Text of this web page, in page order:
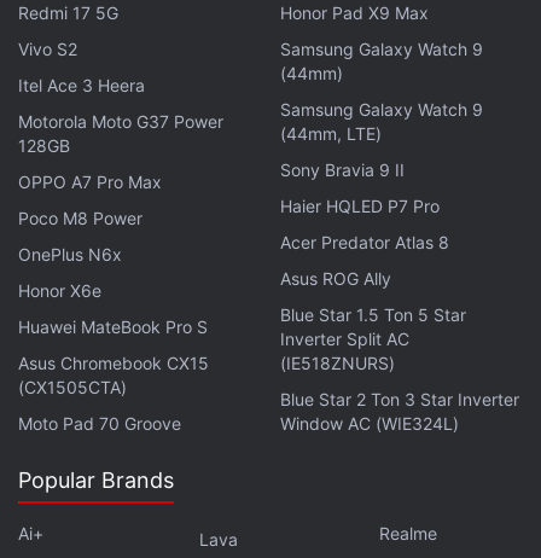
mégapixels avec zoom optique 5x et un objectif
ultra grand-angle de 12 mégapixels. La différence
majeure réside dans l'appareil photo principal : le
17T est équipé d'un capteur Light Fusion 800 de 50
mégapixels, tandis que le 17T Pro bénéficie du
capteur Light Fusion 950 de 50 mégapixels — le
même que celui utilisé sur le Xiaomi 17.
La série Xiaomi 17T est également dotée d'une
caméra frontale de 32 mégapixels et permet
l'enregistrement vidéo en 4K HDR10 à une cadence
pouvant atteindre 60 images par seconde. Le
Xiaomi 17T et le Xiaomi 17T Pro partagent plusieurs
caractéristiques techniques, notamment l'interface
HyperOS 3 (basée sur Android 16) et la
compatibilité avec les fonctionnalités de
l'écosystème Xiaomi.
Redmi 17 5G
Vivo S2
Itel Ace 3 Heera
Motorola Moto G37 Power
128GB
OPPO A7 Pro Max
Poco M8 Power
OnePlus N6x
Honor X6e
Huawei MateBook Pro S
Asus Chromebook CX15
(CX1505CTA)
Moto Pad 70 Groove
Honor Pad X9 Max
Samsung Galaxy Watch 9
(44mm)
Samsung Galaxy Watch 9
(44mm, LTE)
Sony Bravia 9 II
Haier HQLED P7 Pro
Acer Predator Atlas 8
Asus ROG Ally
Blue Star 1.5 Ton 5 Star
Inverter Split AC
(IE518ZNURS)
Blue Star 2 Ton 3 Star Inverter
Window AC (WIE324L)
Popular Brands
Ai+
Lava
Realme